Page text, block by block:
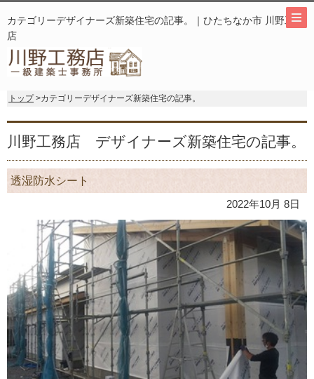
カテゴリーデザイナーズ新築住宅の記事。｜ひたちなか市 川野工務
店
トップ>カテゴリーデザイナーズ新築住宅の記事。
川野工務店 デザイナーズ新築住宅の記事。
透湿防水シート
2022年10月 8日